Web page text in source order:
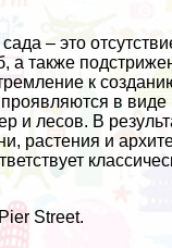
– это
а также
к
в
и лесов. В
растения и
Street.